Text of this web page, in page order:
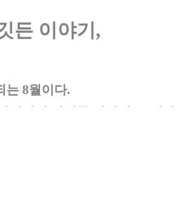
든 이야기,
는 8월이다.
닷바람 사이를 거닐며 그 안에 보
명과 삶의 이야기를 들여다보았